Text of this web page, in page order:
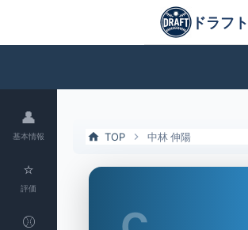
中林 伸陽（元JFE東日本）の特徴とドラフト評
ドラフト候補と
👤
基本情報
⭐
評価
⚾
TOP 中林 伸陽